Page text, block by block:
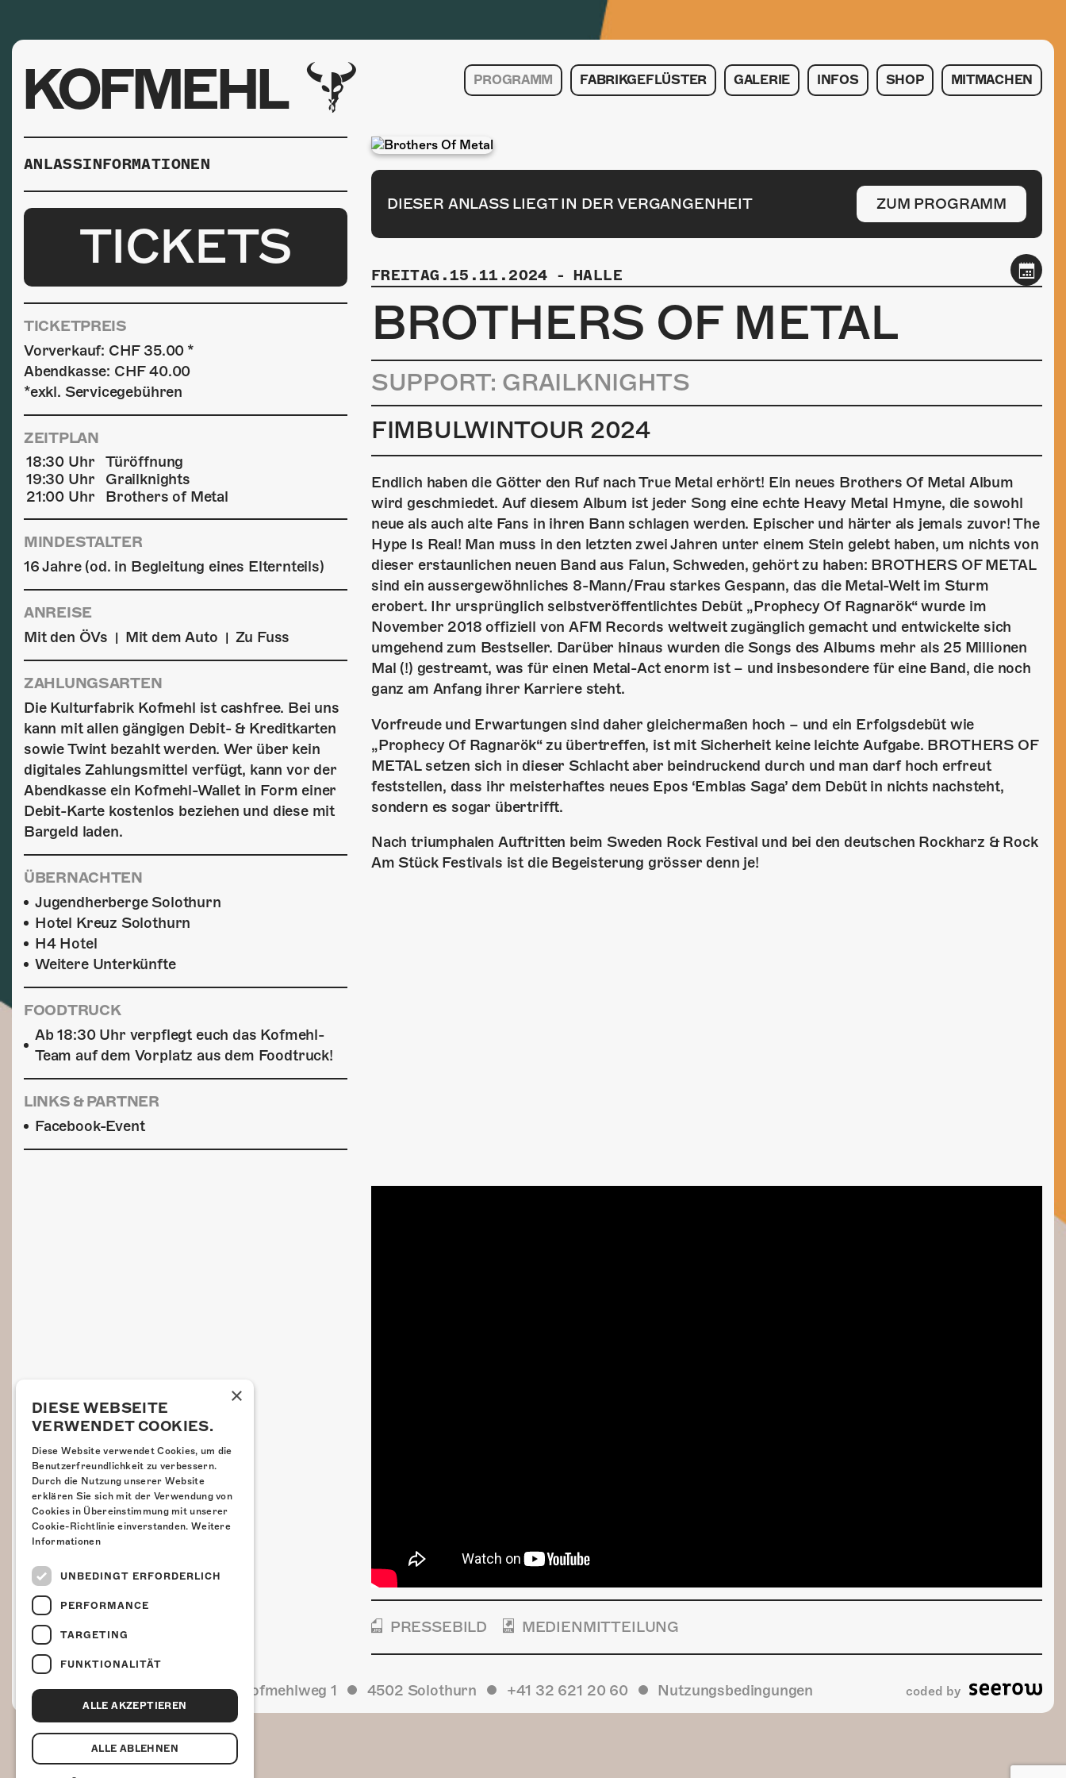
KOFMEHL PROGRAMM FABRIKGEFLÜSTER GALERIE INFOS SHOP MITMACHEN
DIESER ANLASS LIEGT IN DER VERGANGENHEIT ZUM PROGRAMM
FREITAG.15.11.2024 - HALLE
BROTHERS OF METAL
SUPPORT: GRAILKNIGHTS
FIMBULWINTOUR 2024
Endlich haben die Götter den Ruf nach True Metal erhört! Ein neues Brothers Of Metal Album
wird geschmiedet. Auf diesem Album ist jeder Song eine echte Heavy Metal Hmyne, die sowohl
neue als auch alte Fans in ihren Bann schlagen werden. Epischer und härter als jemals zuvor! The
Hype Is Real! Man muss in den letzten zwei Jahren unter einem Stein gelebt haben, um nichts von
dieser erstaunlichen neuen Band aus Falun, Schweden, gehört zu haben: BROTHERS OF METAL
sind ein aussergewöhnliches 8-Mann/Frau starkes Gespann, das die Metal-Welt im Sturm
erobert. Ihr ursprünglich selbstveröffentlichtes Debüt „Prophecy Of Ragnarök“ wurde im
November 2018 offiziell von AFM Records weltweit zugänglich gemacht und entwickelte sich
umgehend zum Bestseller. Darüber hinaus wurden die Songs des Albums mehr als 25 Millionen
Mal (!) gestreamt, was für einen Metal-Act enorm ist – und insbesondere für eine Band, die noch
ganz am Anfang ihrer Karriere steht.
Vorfreude und Erwartungen sind daher gleichermaßen hoch – und ein Erfolgsdebüt wie
„Prophecy Of Ragnarök“ zu übertreffen, ist mit Sicherheit keine leichte Aufgabe. BROTHERS OF
METAL setzen sich in dieser Schlacht aber beindruckend durch und man darf hoch erfreut
feststellen, dass ihr meisterhaftes neues Epos ‘Emblas Saga’ dem Debüt in nichts nachsteht,
sondern es sogar übertrifft.
Nach triumphalen Auftritten beim Sweden Rock Festival und bei den deutschen Rockharz & Rock
Am Stück Festivals ist die Begeisterung grösser denn je!
PRESSEBILD MEDIENMITTEILUNG
ANLASSINFORMATIONEN
TICKETS
TICKETPREIS
Vorverkauf: CHF 35.00 *
Abendkasse: CHF 40.00
*exkl. Servicegebühren
ZEITPLAN
18:30 Uhr
Türöffnung
19:30 Uhr
Grailknights
21:00 Uhr
Brothers of Metal
MINDESTALTER
16 Jahre (od. in Begleitung eines Elternteils)
ANREISE
Mit den ÖVs
Mit dem Auto Zu Fuss
ZAHLUNGSARTEN
Die Kulturfabrik Kofmehl ist cashfree. Bei uns
kann mit allen gängigen Debit- & Kreditkarten
sowie Twint bezahlt werden. Wer über kein
digitales Zahlungsmittel verfügt, kann vor der
Abendkasse ein Kofmehl-Wallet in Form einer
Debit-Karte kostenlos beziehen und diese mit
Bargeld laden.
ÜBERNACHTEN
Jugendherberge Solothurn
Hotel Kreuz Solothurn
H4 Hotel
Weitere Unterkünfte
FOODTRUCK
Ab 18:30 Uhr verpflegt euch das Kofmehl-
Team auf dem Vorplatz aus dem Foodtruck!
LINKS & PARTNER
Facebook-Event
Kulturfabrik Kofmehl Kofmehlweg 1 4502 Solothurn +41 32 621 20 60 Nutzungsbedingungen coded by
×
DIESE WEBSEITE
VERWENDET COOKIES.
Diese Website verwendet Cookies, um die
Benutzerfreundlichkeit zu verbessern.
Durch die Nutzung unserer Website
erklären Sie sich mit der Verwendung von
Cookies in Übereinstimmung mit unserer
Cookie-Richtlinie einverstanden. Weitere
Informationen
UNBEDINGT ERFORDERLICH
PERFORMANCE
TARGETING
FUNKTIONALITÄT
ALLE AKZEPTIEREN
ALLE ABLEHNEN